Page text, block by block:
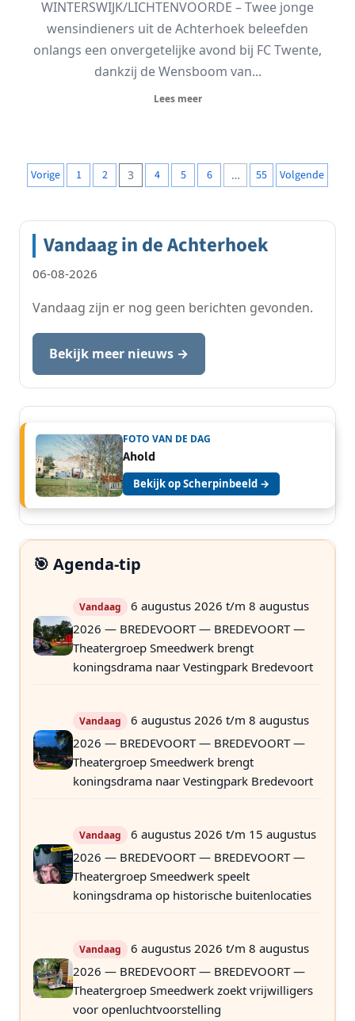
WINTERSWIJK/LICHTENVOORDE – Twee jonge
wensindieners uit de Achterhoek beleefden
onlangs een onvergetelijke avond bij FC Twente,
dankzij de Wensboom van...
Lees meer
Berichten
Vorige 1 2 3 4 5 6 … 55 Volgende
Vandaag in de Achterhoek
06-08-2026
Vandaag zijn er nog geen berichten gevonden.
Bekijk meer nieuws →
FOTO VAN DE DAG
Ahold
Bekijk op Scherpinbeeld →
🎯 Agenda-tip
Vandaag
6 augustus 2026 t/m 8 augustus
2026 — BREDEVOORT — BREDEVOORT —
Theatergroep Smeedwerk brengt
koningsdrama naar Vestingpark Bredevoort
Vandaag
6 augustus 2026 t/m 8 augustus
2026 — BREDEVOORT — BREDEVOORT —
Theatergroep Smeedwerk brengt
koningsdrama naar Vestingpark Bredevoort
Vandaag
6 augustus 2026 t/m 15 augustus
2026 — BREDEVOORT — BREDEVOORT —
Theatergroep Smeedwerk speelt
koningsdrama op historische buitenlocaties
Vandaag
6 augustus 2026 t/m 8 augustus
2026 — BREDEVOORT — BREDEVOORT —
Theatergroep Smeedwerk zoekt vrijwilligers
voor openluchtvoorstelling